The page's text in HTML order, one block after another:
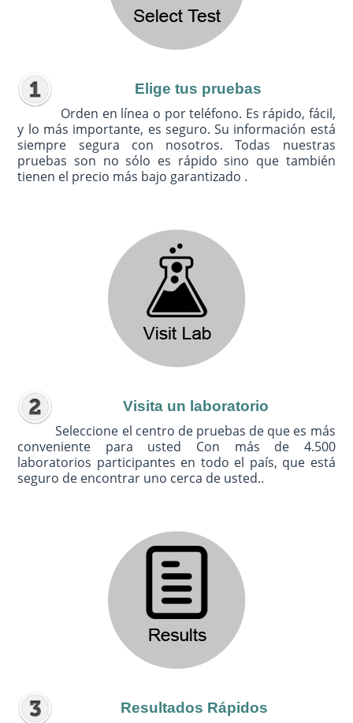
Elige tus pruebas
Orden en línea o por teléfono. Es rápido, fácil,
y lo más importante, es seguro. Su información está
siempre segura con nosotros. Todas nuestras
pruebas son no sólo es rápido sino que también
tienen el precio más bajo garantizado .
Visita un laboratorio
Seleccione el centro de pruebas de que es más
conveniente para usted Con más de 4.500
laboratorios participantes en todo el país, que está
seguro de encontrar uno cerca de usted..
Resultados Rápidos